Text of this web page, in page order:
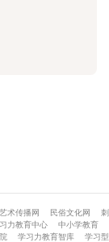
艺术传播网 民俗文化网
刺
力教育中心
中小学教育
学习力教育智库
学习型